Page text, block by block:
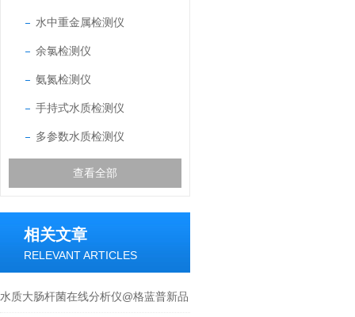
水中重金属检测仪
余氯检测仪
氨氮检测仪
手持式水质检测仪
多参数水质检测仪
查看全部
相关文章
RELEVANT ARTICLES
水质大肠杆菌在线分析仪@格蓝普新品